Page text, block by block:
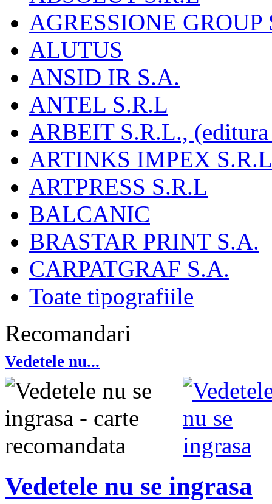
AGRESSIONE GROUP
ALUTUS
ANSID IR S.A.
ANTEL S.R.L
ARBEIT S.R.L.,
ARTINKS IMPEX
ARTPRESS S.R.L
BALCANIC
BRASTAR PRINT S.A.
CARPATGRAF S.A.
Toate tipografiile
Recomandari
Vedetele nu...
Vedetele nu se ingrasa